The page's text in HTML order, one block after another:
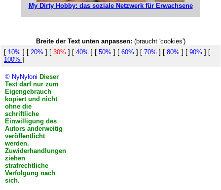
My Dirty Hobby: das soziale Netzwerk für Erwachsene
Breite der Text unten anpassen: (braucht 'cookies')
[ 10% ] [ 20% ] [ 30% ] [ 40% ] [ 50% ] [ 60% ] [ 70% ] [ 80% ] [ 90% ] [
100% ]
© NyNyloni Dieser
Text darf nur zum
Eigengebrauch
kopiert und nicht
ohne die
schriftliche
Einwilligung des
Autors anderweitig
veröffentlicht
werden.
Zuwiderhandlungen
ziehen
strafrechtliche
Verfolgung nach
sich.